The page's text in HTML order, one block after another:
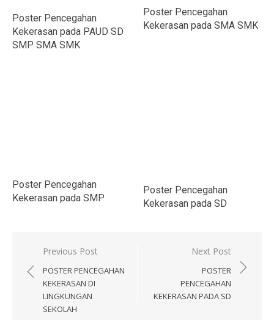
Poster Pencegahan
Kekerasan pada PAUD SD
SMP SMA SMK
Poster Pencegahan
Kekerasan pada SMA SMK
Poster Pencegahan
Kekerasan pada SMP
Poster Pencegahan
Kekerasan pada SD
Navigasi
pos
Previous Post
POSTER PENCEGAHAN
KEKERASAN DI
LINGKUNGAN
SEKOLAH
Next Post
POSTER
PENCEGAHAN
KEKERASAN PADA SD